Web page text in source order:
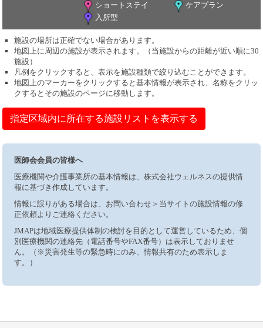
ショートステイ
ケアプラン
入所型
施設の場所は正確でない場合があります。
地図上に周辺の施設が表示されます。（当施設からの距離が近い順に30
施設）
凡例をクリックすると、表示を施設種類で絞り込むことができます。
地図上のマーカーをクリックすると基本情報が表示され、名称をクリッ
クするとその施設のページに移動します。
指定区域内に所在する施設リストを表示する
医師会会員の皆様へ
医療機関や介護事業所の基本情報は、株式会社ウェルネスの提供情
報に基づき作成しています。
情報に誤りがある場合は、お問い合わせ＞当サイトの施設情報の修
正依頼よりご連絡ください。
JMAPは地域医療提供体制の検討を目的として運営しているため、個
別医療機関の連絡先（電話番号やFAX番号）は表示しておりませ
ん。（※災害発生等の緊急時にのみ、情報共有のため表示しま
す。）